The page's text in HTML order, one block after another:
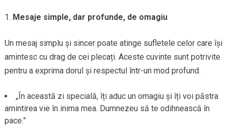
Mesaje simple, dar profunde, de omagiu
Un mesaj simplu și sincer poate atinge sufletele celor care își
amintesc cu drag de cei plecați. Aceste cuvinte sunt potrivite
pentru a exprima dorul și respectul într-un mod profund.
„În această zi specială, îți aduc un omagiu și îți voi păstra
amintirea vie în inima mea. Dumnezeu să te odihnească în
pace.”